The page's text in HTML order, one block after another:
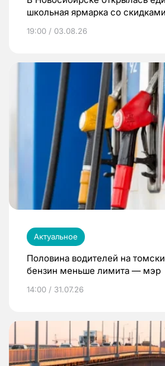
школьная ярмарка со скидками
19:00 / 03.08.26
Актуальное
Половина водителей на
бензин меньше лимита — мэр
14:00 / 31.07.26